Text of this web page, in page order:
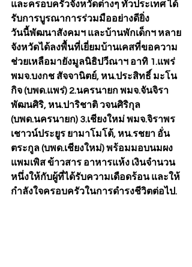
และครอบครัวจังหวัดต่างๆ ทั่วประเทศ ได้
รับการบูรณาการร่วมมืออย่างดียิ่ง
วันนี้พัฒนาสังคมฯ และบ้านพักเด็กฯ หลาย
จังหวัดได้ลงพื้นที่เยี่ยมบ้านเคสที่ขอความ
ช่วยเหลือมายังมูลนิธิปวีณาฯ อาทิ 1.แพร่
พมจ.บงกช สัจจานิตย์, หน.ประสิทธิ์ มะโน
กิจ (บพด.แพร่) 2.นครนายก พมจ.จันจิรา
พัฒนศิริ, หน.ปาริชาติ วจนศิริกุล
(บพด.นครนายก) 3.เชียงใหม่ พมจ.จิราพร
เชาวน์ประยูร ยามาโมโต้, หน.รชยา อั่น
ตระกูล (บพด.เชียงใหม่) พร้อมมอบนมผง
แพมเพิส ข้าวสาร อาหารแห้ง เงินจำนวน
หนึ่งให้กับผู้ที่ได้รับความเดือดร้อน และให้
กำลังใจครอบครัวในการดำรงชีวิตต่อไป.